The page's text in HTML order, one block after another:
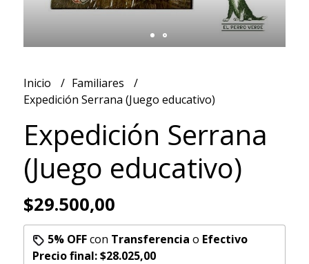
Inicio
Familiares
Expedición Serrana (Juego educativo)
Expedición Serrana
(Juego educativo)
$29.500,00
5% OFFcon Transferencia o Efectivo
Precio final:$28.025,00